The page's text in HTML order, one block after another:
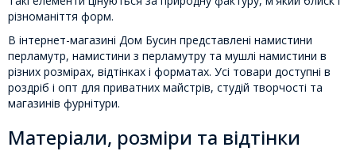
різноманіття форм.
В інтернет-магазині Дом Бусин представлені намистини
перламутр, намистини з перламутру та мушлі намистини в
різних розмірах, відтінках і форматах. Усі товари доступні в
роздріб і опт для приватних майстрів, студій творчості та
магазинів фурнітури.
Матеріали, розміри та відтінки